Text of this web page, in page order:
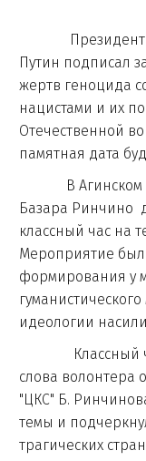
Президент
Путин подписал
жертв геноцида
нацистами и их
Отечественной
памятная дата
В Агинском
Базара Ринчино
классный час на
Мероприятие
формирования у
идеологии
Классный час
слова волонтера
"ЦКС" Б.
темы и
трагических